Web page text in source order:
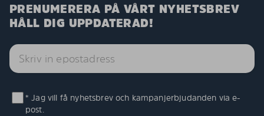
PRENUMERERA PÅ VÅRT NYHETSBREV
HÅLL DIG UPPDATERAD!
* Jag vill få nyhetsbrev och kampanjerbjudanden via e-
post.